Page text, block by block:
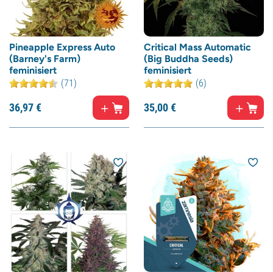
Pineapple Express Auto
(Barney's Farm)
feminisiert
(71)
36,97€
Critical Mass Automatic
(Big Buddha Seeds)
feminisiert
(6)
35,00€